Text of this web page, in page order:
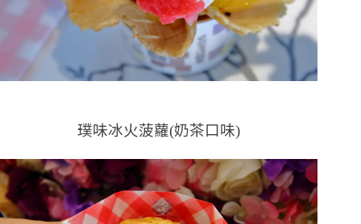
璞味冰火菠蘿(奶茶口味)